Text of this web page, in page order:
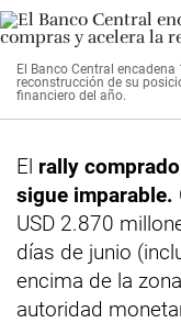
El Banco Central
reconstrucción de su
financiero del año.
El rally
sigue imparable.
USD 2.870
días de junio
encima de la
autoridad